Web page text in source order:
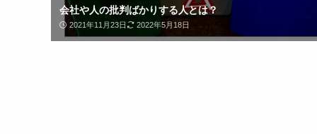
会社や人の批判ばかりする人とは？
2021年11月23日 2022年5月18日